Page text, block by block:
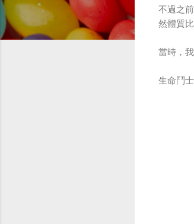
不過之
然體質
當時，
生命鬥